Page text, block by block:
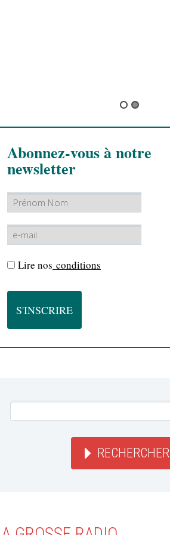
Abonnez-vous à notre
newsletter
Lire nos conditions
RECHERCHER